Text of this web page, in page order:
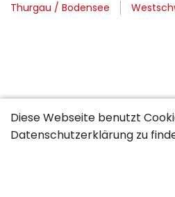
Thurgau / Bodensee
Diese Webseite benutzt
Datenschutzerklärung zu